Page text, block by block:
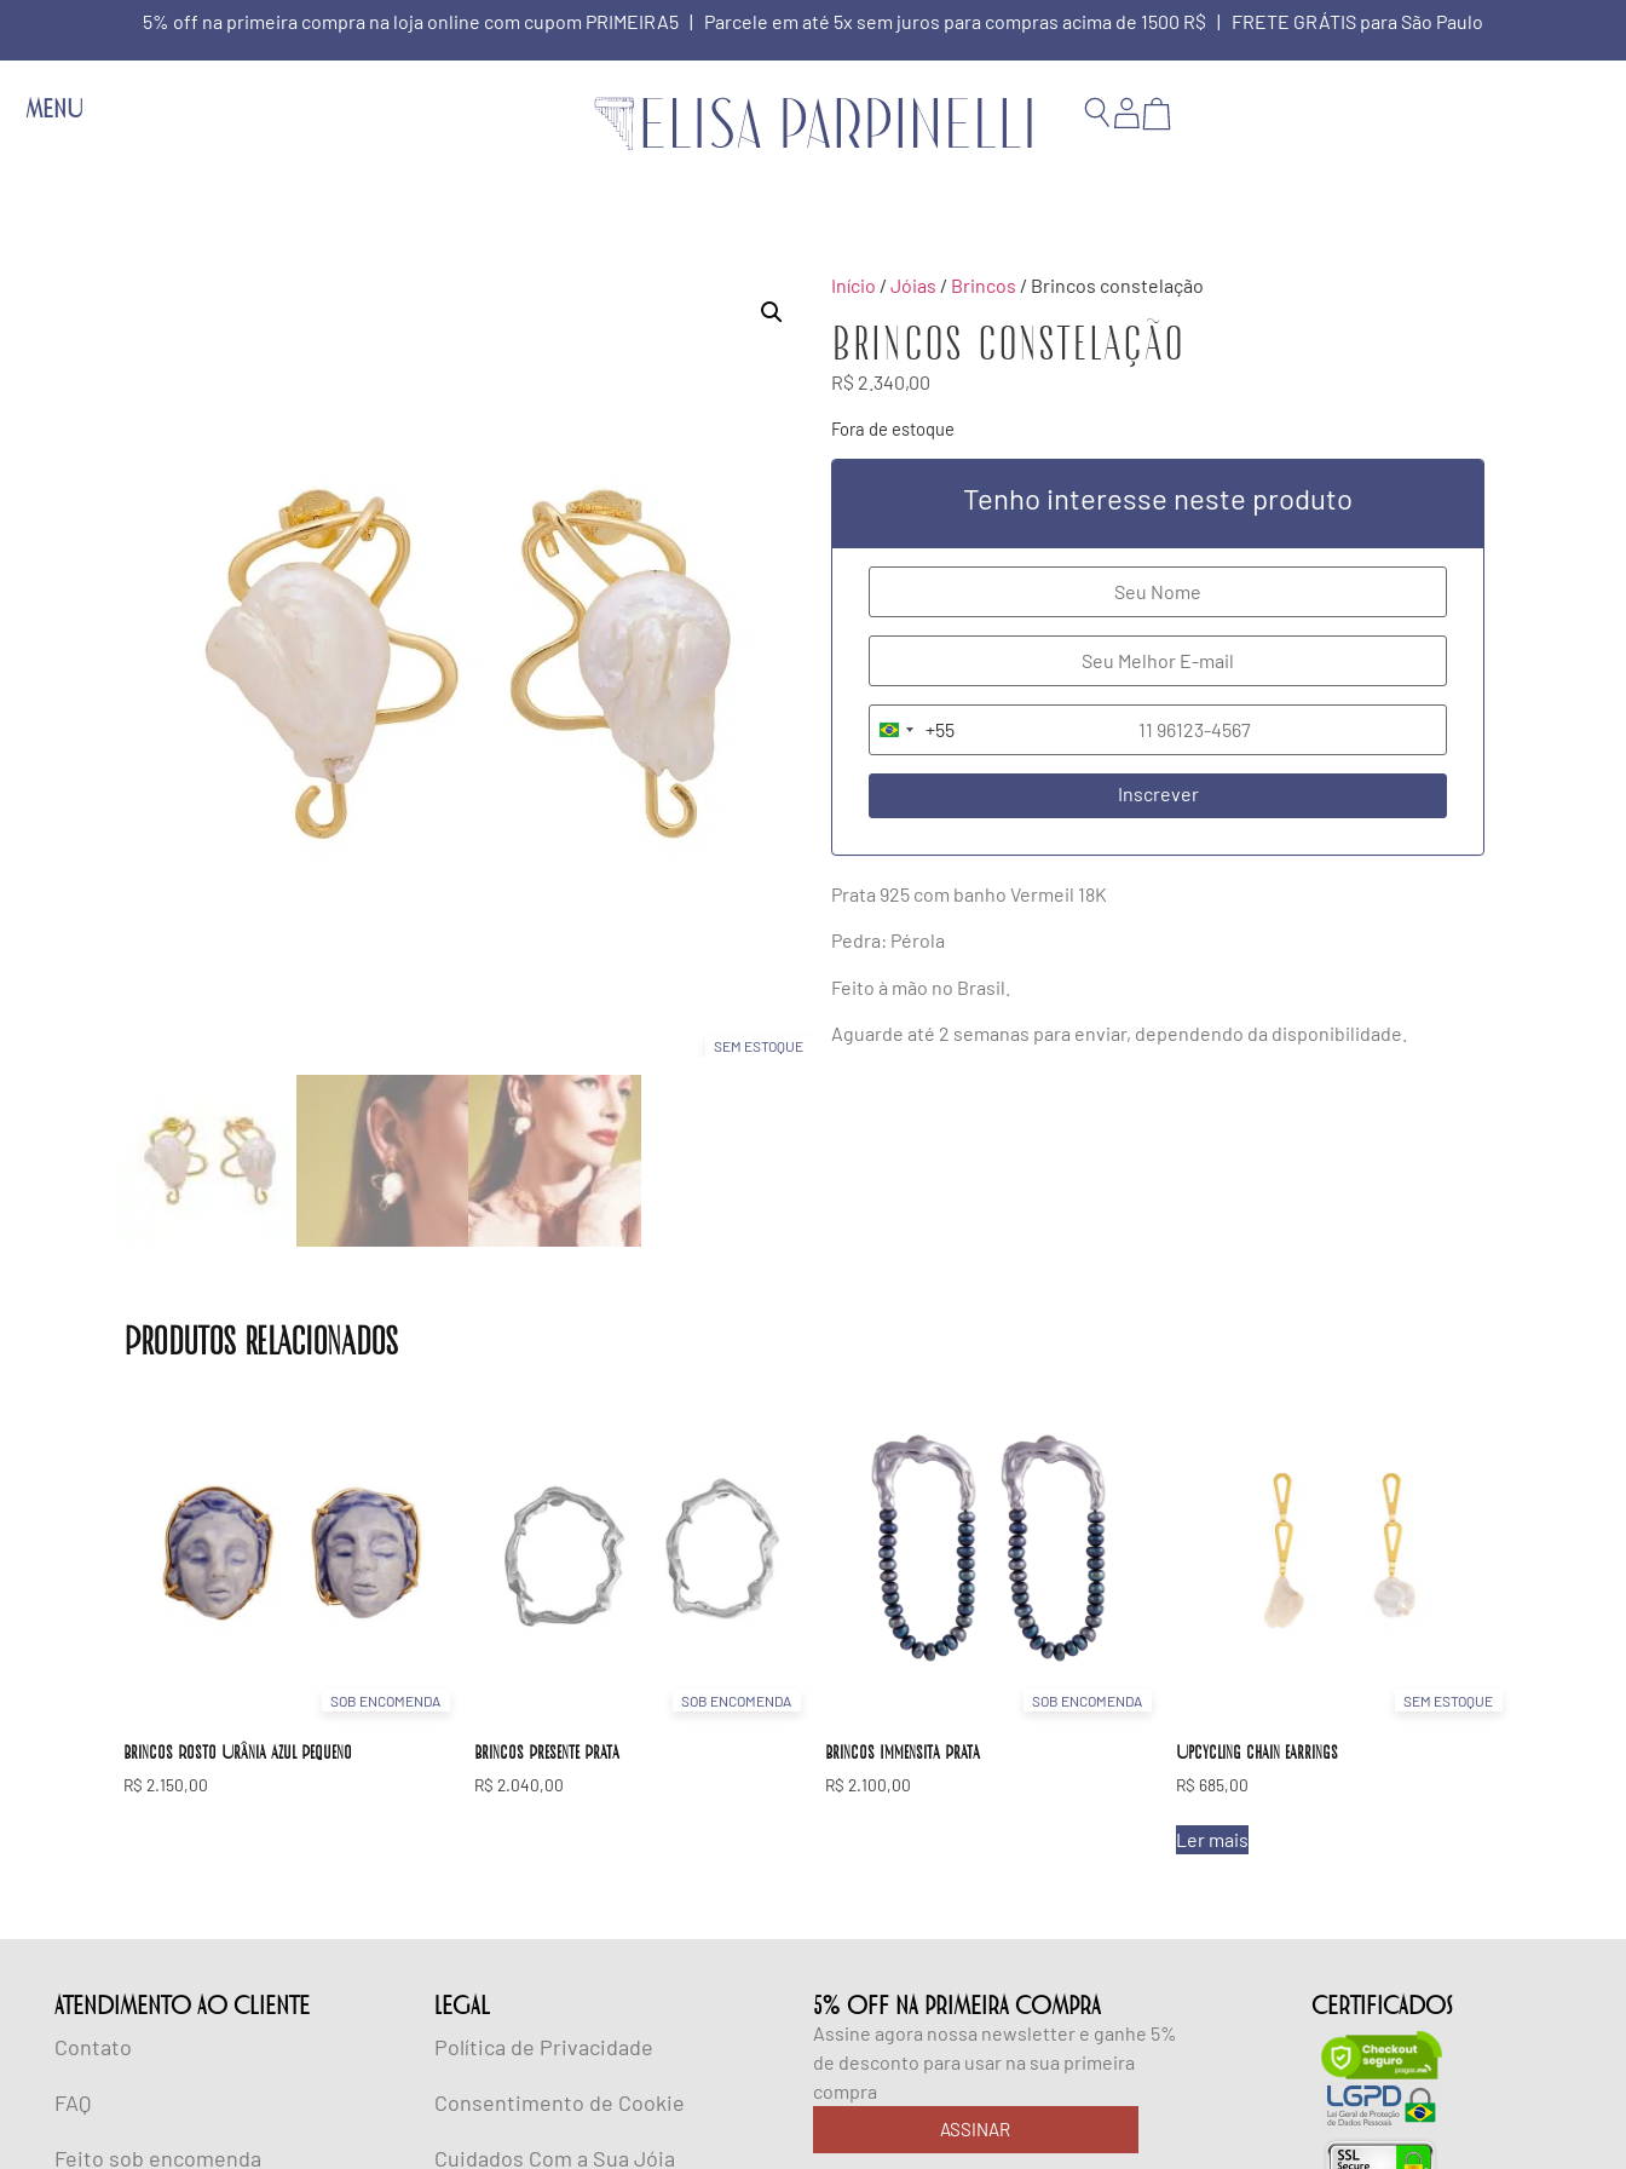
5% off na primeira compra na loja online com cupom PRIMEIRA5 | Parcele em até 5x sem juros para compras acima de 1500 R$ | FRETE GRÁTIS para São Paulo
MENU
SEM ESTOQUE
Início / Jóias / Brincos / Brincos constelação
Brincos constelação
R$ 2.340,00
Fora de estoque
Tenho interesse neste produto
Brazil +55
+55
Inscrever
Prata 925 com banho Vermeil 18K
Pedra: Pérola
Feito à mão no Brasil.
Aguarde até 2 semanas para enviar, dependendo da disponibilidade.
Produtos relacionados
SOB ENCOMENDA
Brincos Rosto Urânia Azul Pequeno
R$ 2.150,00
SOB ENCOMENDA
Brincos Presente Prata
R$ 2.040,00
SOB ENCOMENDA
Brincos Immensita Prata
R$ 2.100,00
SEM ESTOQUE
Upcycling chain earrings
R$ 685,00
Ler mais
ATENDIMENTO AO CLIENTE
Contato
FAQ
Feito sob encomenda
lEGAL
Política de Privacidade
Consentimento de Cookie
Cuidados Com a Sua Jóia
5% OFF NA PRIMEIRA COMPRA
Assine agora nossa newsletter e ganhe 5%
de desconto para usar na sua primeira
compra
ASSINAR
CERTIFICADOS